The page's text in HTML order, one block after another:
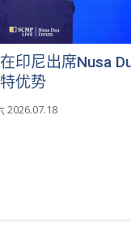
印尼出席Nusa
优势
2026.07.18